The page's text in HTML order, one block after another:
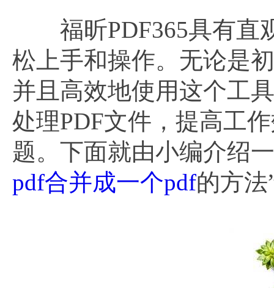
福昕PDF365具有直
松上手和操作。无论是
并且高效地使用这个工
处理PDF文件，提高工
题。下面就由小编介绍
pdf合并成一个pdf的方